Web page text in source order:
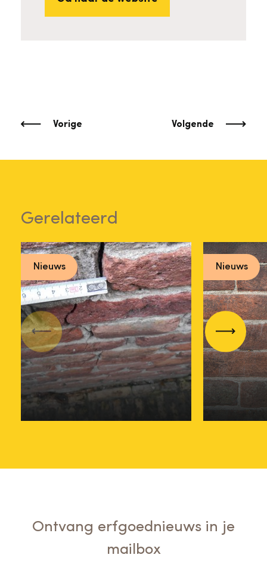
Vorige Volgende
Gerelateerd
Energielabelplicht
voor monumenten
per 29 mei 2026
29 mei
Nieuws
wat
28 mei
Nieuws
Vorige
Ontvang erfgoednieuws in je
mailbox